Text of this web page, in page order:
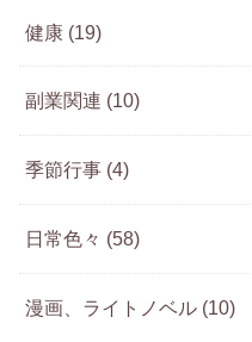
健康 (19)
副業関連 (10)
季節行事 (4)
日常色々 (58)
漫画、ライトノベル (10)